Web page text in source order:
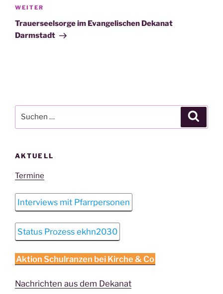
Nächster
Beitrag
WEITER
Trauerseelsorge im Evangelischen Dekanat
Darmstadt
nach:
AKTUELL
Termine
Interviews mit Pfarrpersonen
Status Prozess ekhn2030
Aktion Schulranzen bei Kirche & Co
Nachrichten aus dem Dekanat